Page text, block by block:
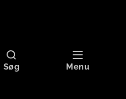
Søg Menu